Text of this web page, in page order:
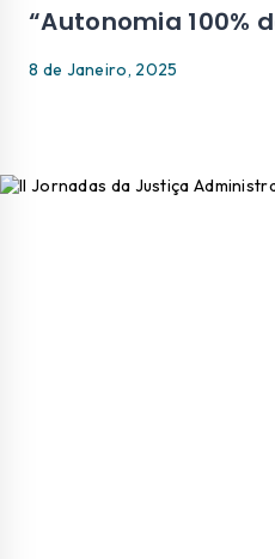
“Autonomia 100%
8 de Janeiro, 2025